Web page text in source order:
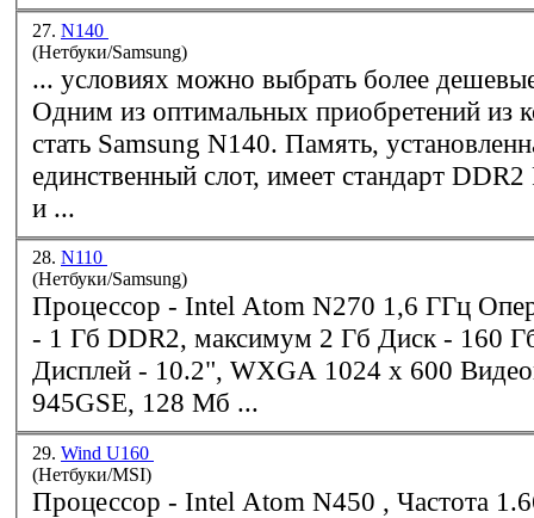
27. N140
(Нетбуки/Samsung)
... условиях можно выбрать более
Одним из оптимальных приобретений из
стать Samsung N140. Память, установленная в
единственный слот, имеет стандарт DDR2
и ...
28. N110
(Нетбуки/Samsung)
Процессор - Intel Atom N270 1,6 ГГц Оперативная память
- 1 Гб DDR2, максимум 2 Гб Диск - 160 Гб, 5400 об/мин
Дисплей - 10.2", WXGA 1024 х 600 Видеокарта - Intel
945GSE, 128 Мб ...
29. Wind U160
(Нетбуки/MSI)
Процессор - Intel Atom N450 , Частота 1.66 ГГц, Шина